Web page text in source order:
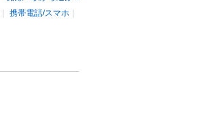
携帯電話/スマホ